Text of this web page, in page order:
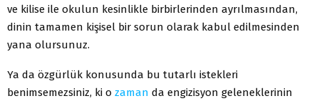
ve kilise ile okulun kesinlikle birbirlerinden ayrılmasından,
dinin tamamen kişisel bir sorun olarak kabul edilmesinden
yana olursunuz.
Ya da özgürlük konusunda bu tutarlı istekleri
benimsemezsiniz, ki o zaman da engizisyon geleneklerinin